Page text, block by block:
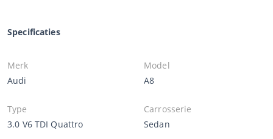
Specificaties
Merk
Audi
Model
A8
Type
3.0 V6 TDI Quattro
Carrosserie
Sedan